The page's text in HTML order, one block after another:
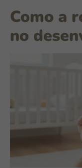
Como a
no